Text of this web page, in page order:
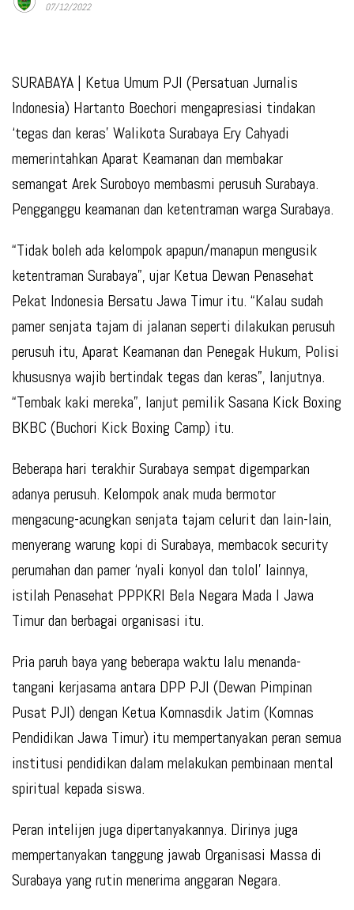
07/12/2022
SURABAYA | Ketua Umum PJI (Persatuan Jurnalis
Indonesia) Hartanto Boechori mengapresiasi tindakan
‘tegas dan keras’ Walikota Surabaya Ery Cahyadi
memerintahkan Aparat Keamanan dan membakar
semangat Arek Suroboyo membasmi perusuh Surabaya.
Pengganggu keamanan dan ketentraman warga Surabaya.
“Tidak boleh ada kelompok apapun/manapun mengusik
ketentraman Surabaya”, ujar Ketua Dewan Penasehat
Pekat Indonesia Bersatu Jawa Timur itu. “Kalau sudah
pamer senjata tajam di jalanan seperti dilakukan perusuh
perusuh itu, Aparat Keamanan dan Penegak Hukum, Polisi
khususnya wajib bertindak tegas dan keras”, lanjutnya.
“Tembak kaki mereka”, lanjut pemilik Sasana Kick Boxing
BKBC (Buchori Kick Boxing Camp) itu.
Beberapa hari terakhir Surabaya sempat digemparkan
adanya perusuh. Kelompok anak muda bermotor
mengacung-acungkan senjata tajam celurit dan lain-lain,
menyerang warung kopi di Surabaya, membacok security
perumahan dan pamer ‘nyali konyol dan tolol’ lainnya,
istilah Penasehat PPPKRI Bela Negara Mada I Jawa
Timur dan berbagai organisasi itu.
Pria paruh baya yang beberapa waktu lalu menanda-
tangani kerjasama antara DPP PJI (Dewan Pimpinan
Pusat PJI) dengan Ketua Komnasdik Jatim (Komnas
Pendidikan Jawa Timur) itu mempertanyakan peran semua
institusi pendidikan dalam melakukan pembinaan mental
spiritual kepada siswa.
Peran intelijen juga dipertanyakannya. Dirinya juga
mempertanyakan tanggung jawab Organisasi Massa di
Surabaya yang rutin menerima anggaran Negara.